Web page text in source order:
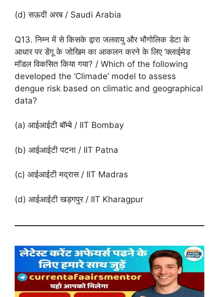
(d) सऊदी अरब / Saudi Arabia
Q13. निम्न में से किसके द्वारा जलवायु और भौगोलिक डेटा के
आधार पर डेंगू के जोखिम का आकलन करने के लिए ‘क्लाईमेड
मॉडल विकसित किया गया? / Which of the following
developed the ‘Climade’ model to assess
dengue risk based on climatic and geographical
data?
(a) आईआईटी बॉम्बे / IIT Bombay
(b) आईआईटी पटना / IIT Patna
(c) आईआईटी मद्रास / IIT Madras
(d) आईआईटी खड़गपुर / IIT Kharagpur